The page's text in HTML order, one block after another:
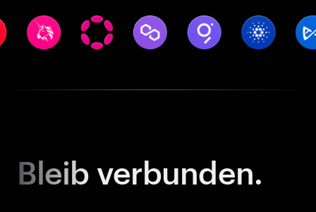
Bleib verbunden.